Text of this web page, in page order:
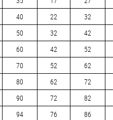
40 22 32
50 32 42
60 42 52
70 52 62
80 62 72
90 72 82
94 76 86